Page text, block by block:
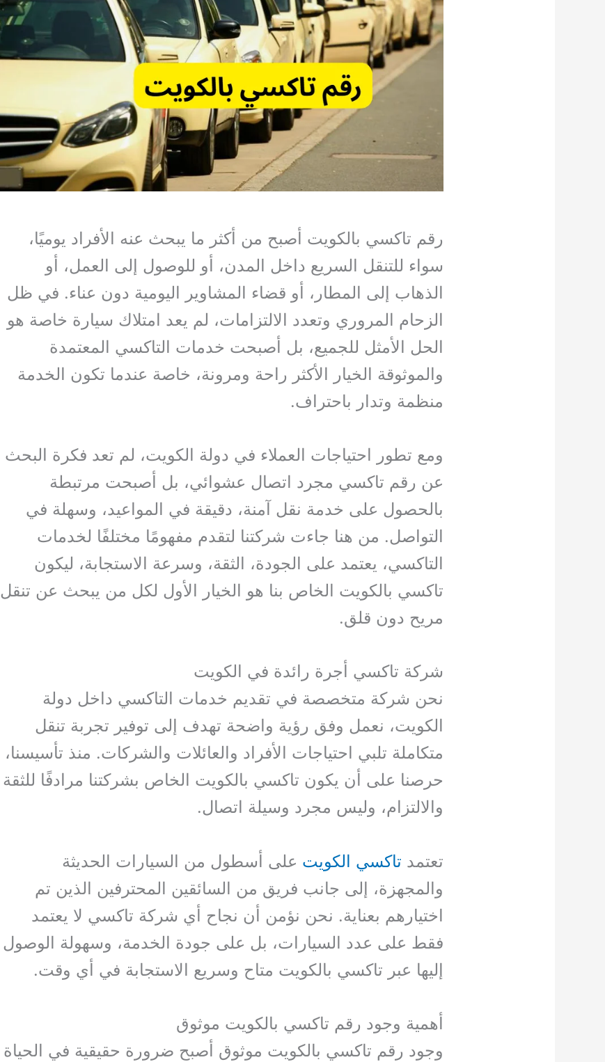
رقم تاكسي بالكويت أصبح من أكثر ما يبحث عنه الأفراد يوميًا،
سواء للتنقل السريع داخل المدن، أو للوصول إلى العمل، أو
الذهاب إلى المطار، أو قضاء المشاوير اليومية دون عناء. في ظل
الزحام المروري وتعدد الالتزامات، لم يعد امتلاك سيارة خاصة هو
الحل الأمثل للجميع، بل أصبحت خدمات التاكسي المعتمدة
والموثوقة الخيار الأكثر راحة ومرونة، خاصة عندما تكون الخدمة
منظمة وتدار باحتراف.
ومع تطور احتياجات العملاء في دولة الكويت، لم تعد فكرة البحث
عن رقم تاكسي مجرد اتصال عشوائي، بل أصبحت مرتبطة
بالحصول على خدمة نقل آمنة، دقيقة في المواعيد، وسهلة في
التواصل. من هنا جاءت شركتنا لتقدم مفهومًا مختلفًا لخدمات
التاكسي، يعتمد على الجودة، الثقة، وسرعة الاستجابة، ليكون
تاكسي بالكويت الخاص بنا هو الخيار الأول لكل من يبحث عن تنقل
مريح دون قلق.
شركة تاكسي أجرة رائدة في الكويت
نحن شركة متخصصة في تقديم خدمات التاكسي داخل دولة
الكويت، نعمل وفق رؤية واضحة تهدف إلى توفير تجربة تنقل
متكاملة تلبي احتياجات الأفراد والعائلات والشركات. منذ تأسيسنا،
حرصنا على أن يكون تاكسي بالكويت الخاص بشركتنا مرادفًا للثقة
والالتزام، وليس مجرد وسيلة اتصال.
تعتمد تاكسي الكويت على أسطول من السيارات الحديثة
والمجهزة، إلى جانب فريق من السائقين المحترفين الذين تم
اختيارهم بعناية. نحن نؤمن أن نجاح أي شركة تاكسي لا يعتمد
فقط على عدد السيارات، بل على جودة الخدمة، وسهولة الوصول
إليها عبر تاكسي بالكويت متاح وسريع الاستجابة في أي وقت.
أهمية وجود رقم تاكسي بالكويت موثوق
وجود رقم تاكسي بالكويت موثوق أصبح ضرورة حقيقية في الحياة